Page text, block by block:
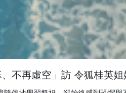
不再虛空」訪 令狐桂英